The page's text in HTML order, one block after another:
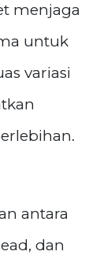
menjaga
untuk
variasi
antara
dan